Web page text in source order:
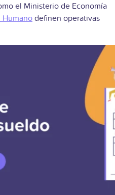
el Ministerio de Economía
Humanodefinen operativas